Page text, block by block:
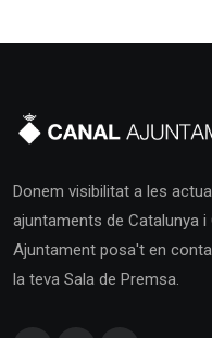
Donem visibilitat a les
ajuntaments de Catalunya
Ajuntament posa't en
la teva Sala de Premsa.